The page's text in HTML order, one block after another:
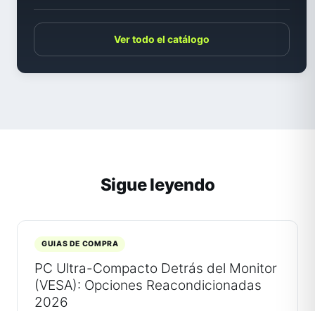
Ver todo el catálogo
Sigue leyendo
GUIAS DE COMPRA
PC Ultra-Compacto Detrás del Monitor
(VESA): Opciones Reacondicionadas
2026